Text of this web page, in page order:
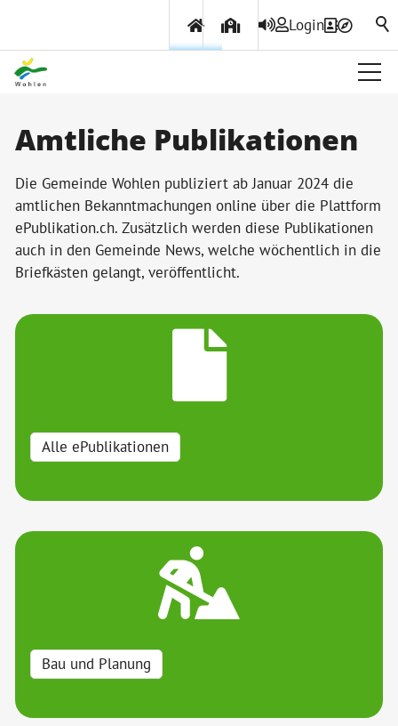
Login
Über Wohlen
Amtliche Publikationen
Gemeindeinfo
Wohlener Hecht
Projekte & Beiträge
Politik & Verwaltung
Themen & Services
Amtliche Publikationen
Die Gemeinde Wohlen publiziert ab Januar 2024 die
amtlichen Bekanntmachungen online über die Plattform
ePublikation.ch. Zusätzlich werden diese Publikationen
auch in den Gemeinde News, welche wöchentlich in die
Briefkästen gelangt, veröffentlicht.
Alle ePublikationen
Bau und Planung